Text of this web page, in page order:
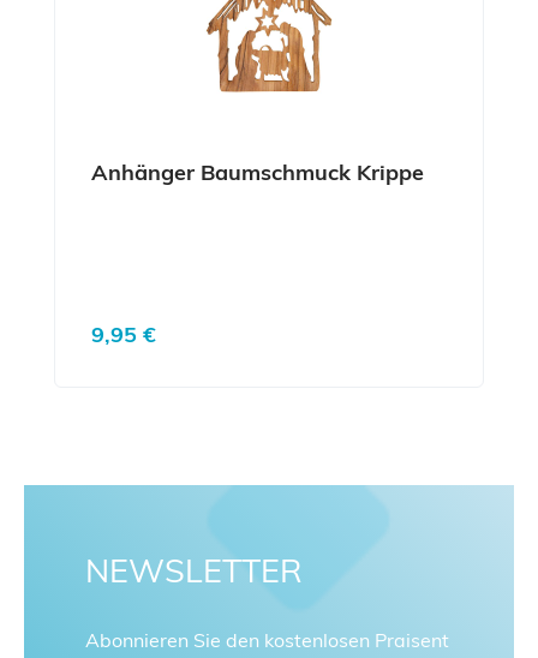
Anhänger Baumschmuck Krippe
Regulärer Preis:
9,95 €
NEWSLETTER
Abonnieren Sie den kostenlosen Praisent